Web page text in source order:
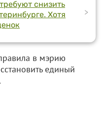
снизить
Хотя
>
в мэрию
единый